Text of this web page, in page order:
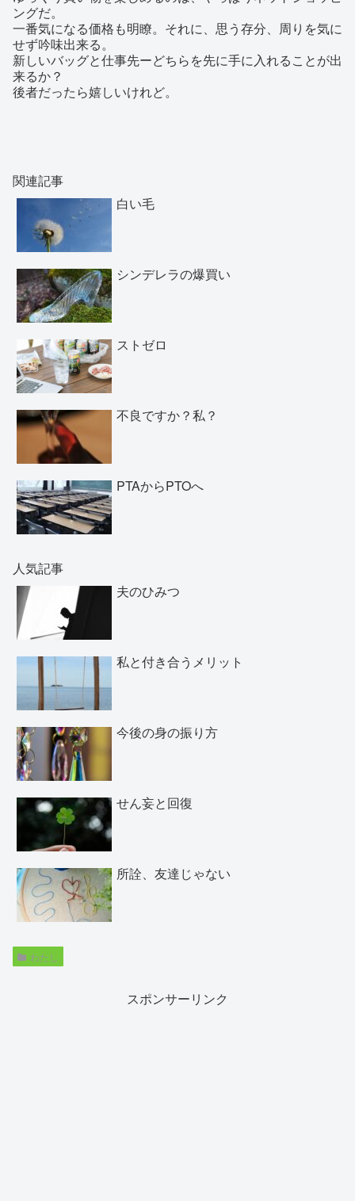
ングだ。
一番気になる価格も明瞭。それに、思う存分、周りを気に
せず吟味出来る。
新しいバッグと仕事先ーどちらを先に手に入れることが出
来るか？
後者だったら嬉しいけれど。
関連記事
白い毛
シンデレラの爆買い
ストゼロ
不良ですか？私？
PTAからPTOへ
人気記事
夫のひみつ
私と付き合うメリット
今後の身の振り方
せん妄と回復
所詮、友達じゃない
わたし
スポンサーリンク